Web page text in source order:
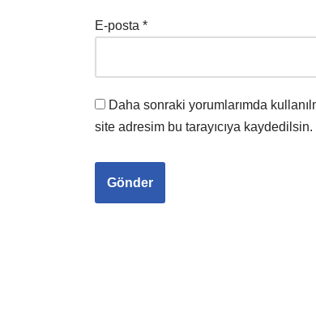
E-posta *
Daha sonraki yorumlarımda
site adresim bu tarayıcıya kaydedilsin.